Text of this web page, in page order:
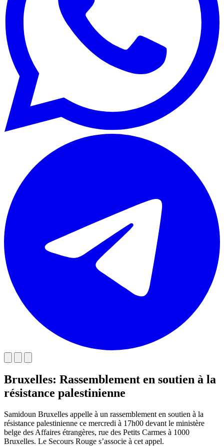
Bruxelles: Rassemblement en soutien à la
résistance palestinienne
Samidoun Bruxelles appelle à un rassemblement en soutien à la
résistance palestinienne ce mercredi à 17h00 devant le ministère
belge des Affaires étrangères, rue des Petits Carmes à 1000
Bruxelles. Le Secours Rouge s’associe à cet appel.